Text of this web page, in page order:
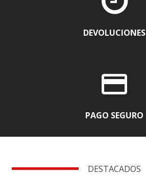
DEVOLUCIONES

PAGO SEGURO
DESTACADOS